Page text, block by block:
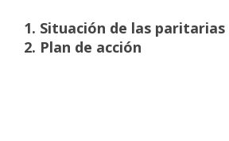
1. Situación de las
2. Plan de acción